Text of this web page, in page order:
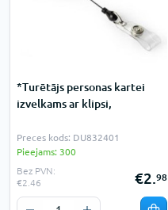
*Turētājs personas kartei
izvelkams ar klipsi,
Preces kods: DU832401
Pieejams: 300
Bez PVN:
€2.46
€2.98